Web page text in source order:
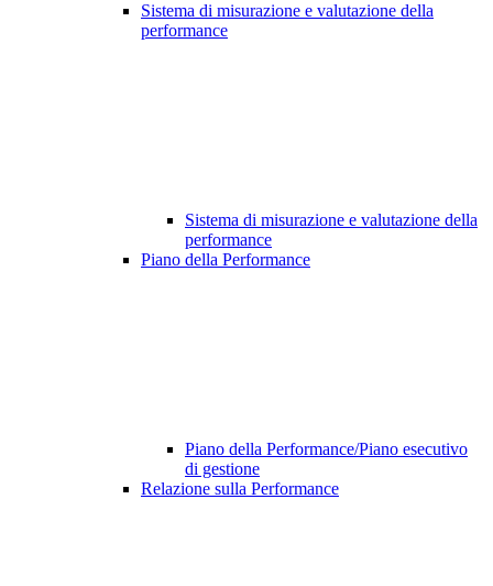
Sistema di misurazione e valutazione della
performance
Sistema di misurazione e valutazione della
performance
Piano della Performance
Piano della Performance/Piano esecutivo
di gestione
Relazione sulla Performance